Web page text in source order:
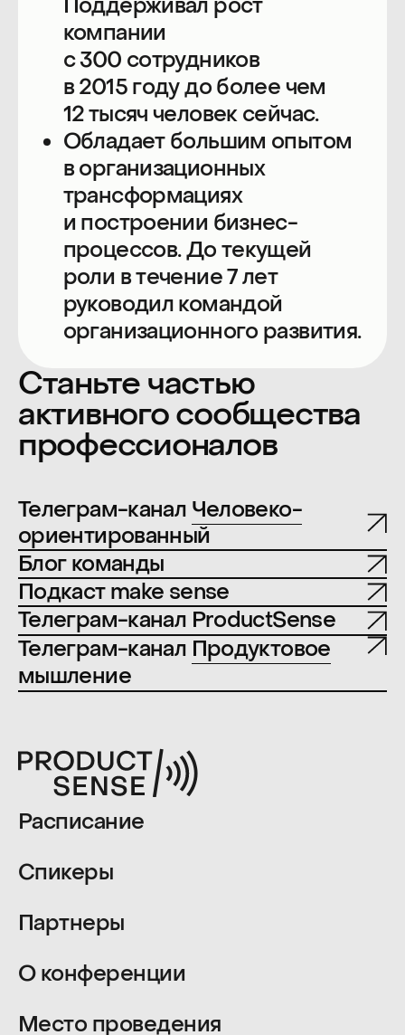
О конференции
Место проведения
Организаторы
ООО «Продакт Сенс»не оказывает
образовательных услуг
Политика конфиденциальности
Пользовательское соглашение